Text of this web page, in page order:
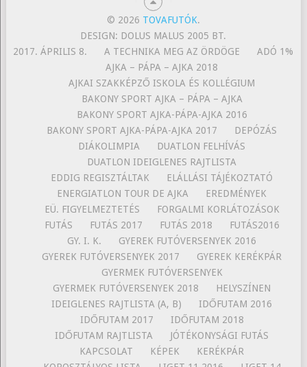
© 2026 TOVAFUTÓK.
DESIGN: DOLUS MALUS 2005 BT.
2017. ÁPRILIS 8.
A TECHNIKA MEG AZ ÖRDÖGE
ADÓ 1%
AJKA – PÁPA – AJKA 2018
AJKAI SZAKKÉPZŐ ISKOLA ÉS KOLLÉGIUM
BAKONY SPORT AJKA – PÁPA – AJKA
BAKONY SPORT AJKA-PÁPA-AJKA 2016
BAKONY SPORT AJKA-PÁPA-AJKA 2017
DEPÓZÁS
DIÁKOLIMPIA
DUATLON FELHÍVÁS
DUATLON IDEIGLENES RAJTLISTA
EDDIG REGISZTÁLTAK
ELÁLLÁSI TÁJÉKOZTATÓ
ENERGIATLON TOUR DE AJKA
EREDMÉNYEK
EÜ. FIGYELMEZTETÉS
FORGALMI KORLÁTOZÁSOK
FUTÁS
FUTÁS 2017 FUTÁS 2018
FUTÁS2016
GY. I. K.
GYEREK FUTÓVERSENYEK 2016
GYEREK FUTÓVERSENYEK 2017
GYEREK KERÉKPÁR
GYERMEK FUTÓVERSENYEK
GYERMEK FUTÓVERSENYEK 2018
HELYSZÍNEN
IDEIGLENES RAJTLISTA (A, B)
IDŐFUTAM 2016
IDŐFUTAM 2017
IDŐFUTAM 2018
IDŐFUTAM RAJTLISTA
JÓTÉKONYSÁGI FUTÁS
KAPCSOLAT
KÉPEK
KERÉKPÁR